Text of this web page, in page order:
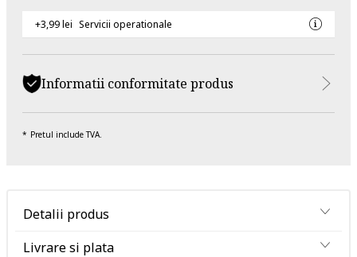
+3,99 lei Servicii operationale
Informatii conformitate produs
Pretul include TVA.
Detalii produs
Livrare si plata